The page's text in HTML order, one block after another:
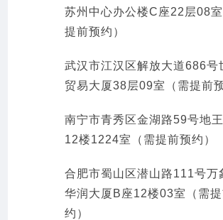
苏州中心办公楼C座22层08
提前预约）
武汉市江汉区解放大道686号
贸易大厦38层09室（需提前预
南宁市青秀区金湖路59号地
12楼1224室（需提前预约）
合肥市蜀山区潜山路111号万
华润大厦B座12楼03室（需
约）